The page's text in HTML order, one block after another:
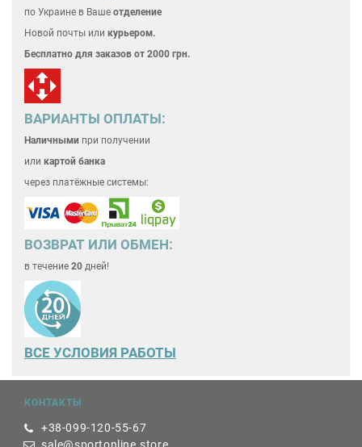
по Украине в Ваше отделение
Новой почты или курьером.
Бесплатно для заказов от 2000 грн.
ВАРИАНТЫ ОПЛАТЫ:
Наличными при получении
или картой банка
через платёжные системы:
ВОЗВРАТ ИЛИ ОБМЕН:
в течение 20 дней!
ВСЕ УСЛОВИЯ РАБОТЫ
КОНТАКТЫ
+38-099-120-55-67